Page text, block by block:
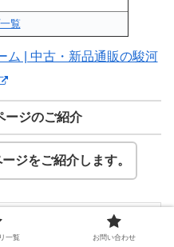
覧
ム | 中古・新品通販の駿河
ージのご紹介
ジをご紹介します。
別・名作RPGのご紹
一覧 お問い合わせ